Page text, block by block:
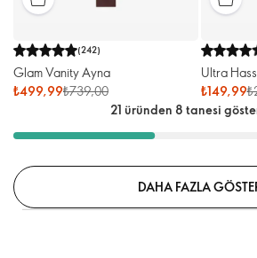
(242)
Glam Vanity Ayna
₺499,99₺739,00
Ultra
₺149,99
21 üründen 8 tanesi
DAHA FAZLA